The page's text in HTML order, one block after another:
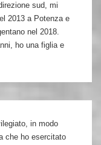
sud, mi
2013 a Potenza e
nel 2018.
ho una figlia e
in modo
che ho esercitato